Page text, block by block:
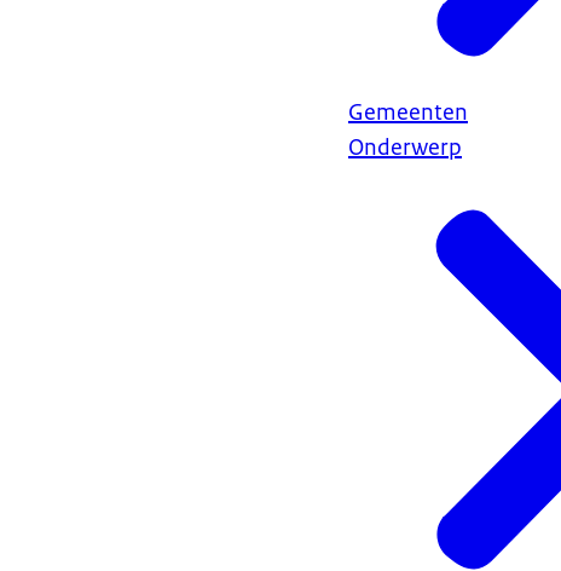
Gemeenten
Onderwerp